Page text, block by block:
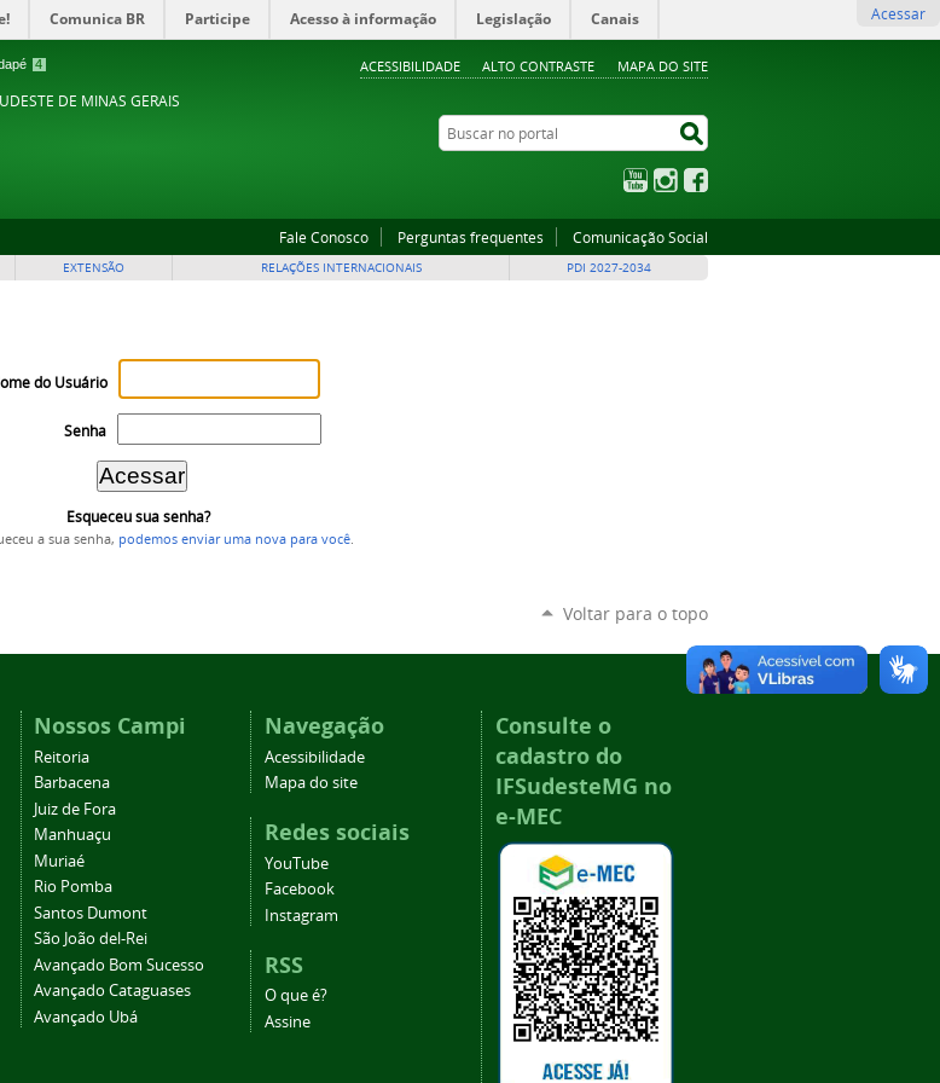
4 ACESSIBILIDADE ALTO CONTRASTE MAPA DO SITE
Comunica BR Participe Acesso à informação Legislação Canais Acessar
DE MINAS GERAIS
Buscar no portal
YouTubeInstagram
Fale Conosco Perguntas frequentes Comunicação Social
EXTENSÃO RELAÇÕES INTERNACIONAIS PDI 2027-2034
do Usuário
Senha
Esqueceu sua senha?
a sua senha, podemos enviar uma nova para você.
Voltar para o topo
Nossos Campi
Reitoria
Barbacena
Juiz de Fora
Manhuaçu
Muriaé
Rio Pomba
Santos Dumont
São João del-Rei
Avançado Bom Sucesso
Avançado Cataguases
Avançado Ubá
Navegação
Acessibilidade
Mapa do site
Redes sociais
YouTube
Facebook
Instagram
RSS
O que é?
Assine
Consulte o
cadastro do
IFSudesteMG no
e-MEC